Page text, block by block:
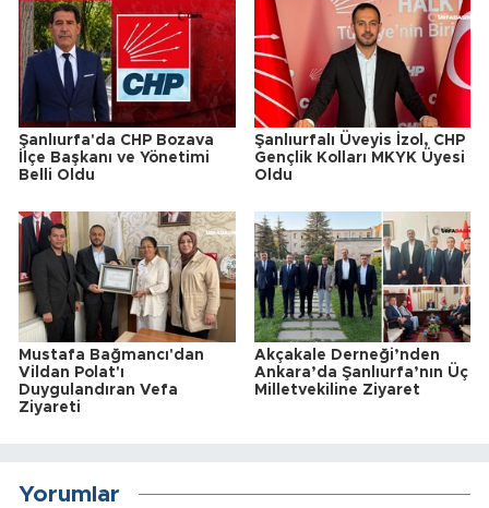
Şanlıurfa'da CHP Bozava
İlçe Başkanı ve Yönetimi
Belli Oldu
Şanlıurfalı Üveyis İzol, CHP
Gençlik Kolları MKYK Üyesi
Oldu
Mustafa Bağmancı'dan
Vildan Polat'ı
Duygulandıran Vefa
Ziyareti
Akçakale Derneği’nden
Ankara’da Şanlıurfa’nın Üç
Milletvekiline Ziyaret
Yorumlar